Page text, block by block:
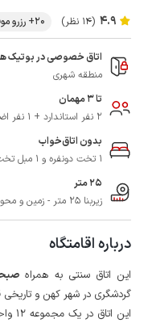
4.9 (14 نظر) 20+ رزرو موفق
اتاق خصوصی در بوتیک
منطقه شهری
تا 3 مهمان
2 نفر استاندارد + 1 نفر اضافه
بدون اتاق‌خواب
1 تخت دونفره و 1 مبل تخت‌ خواب‌ شو در فضای مشترک
25 متر
زیربنا 25 متر - زمین و محوطه 2200 متر
درباره اقامتگاه
این اتاق سنتی به همراه
گردشگری در شهر کهن و